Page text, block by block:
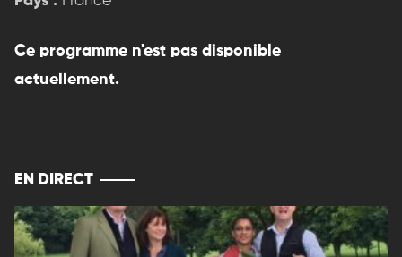
Ce programme n'est pas disponible
actuellement.
EN DIRECT